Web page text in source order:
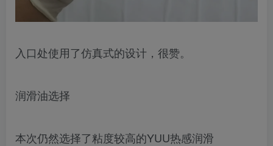
入口处使用了仿真式的设计，很赞。
润滑油选择
本次仍然选择了粘度较高的YUU热感润滑